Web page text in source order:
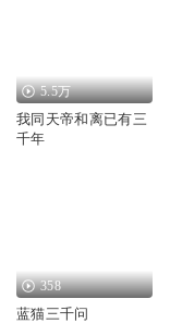
5.5万
我同天帝和离已有三
千年
358
蓝猫三千问